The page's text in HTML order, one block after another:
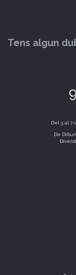
Tens algun
Del 3 al 7
De